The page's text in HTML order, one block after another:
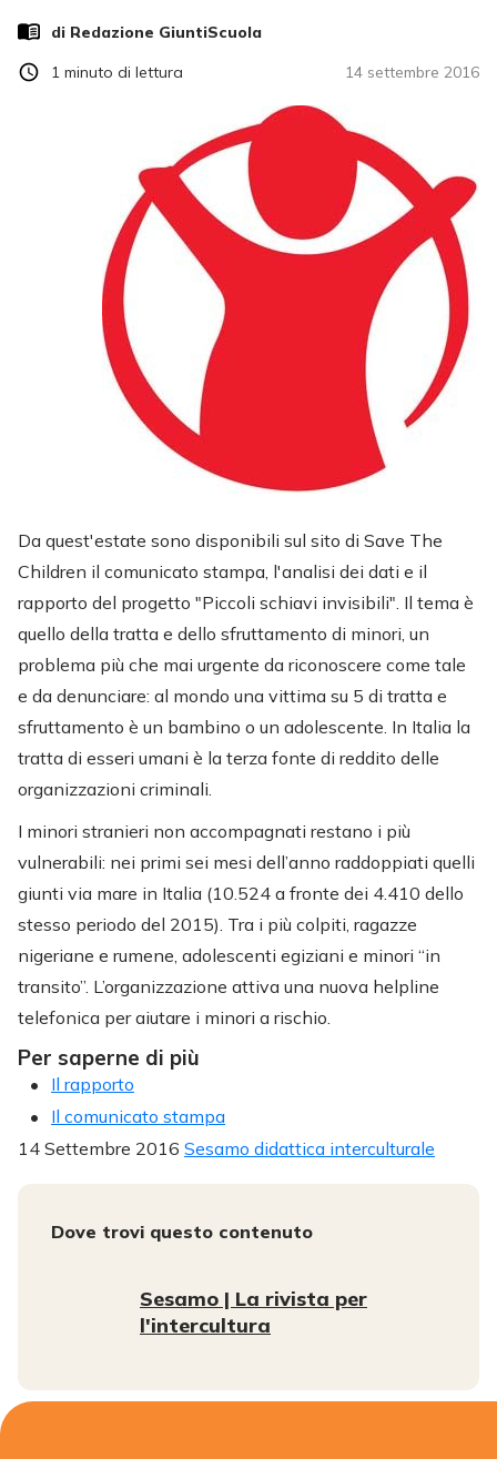
di Redazione GiuntiScuola
14 settembre 2016
1 minuto di lettura
Da quest'estate sono disponibili sul sito di Save The
Children il comunicato stampa, l'analisi dei dati e il
rapporto del progetto "Piccoli schiavi invisibili". Il tema è
quello della tratta e dello sfruttamento di minori, un
problema più che mai urgente da riconoscere come tale
e da denunciare: al mondo una vittima su 5 di tratta e
sfruttamento è un bambino o un adolescente. In Italia la
tratta di esseri umani è la terza fonte di reddito delle
organizzazioni criminali.
I minori stranieri non accompagnati restano i più
vulnerabili: nei primi sei mesi dell’anno raddoppiati quelli
giunti via mare in Italia (10.524 a fronte dei 4.410 dello
stesso periodo del 2015). Tra i più colpiti, ragazze
nigeriane e rumene, adolescenti egiziani e minori “in
transito”. L’organizzazione attiva una nuova helpline
telefonica per aiutare i minori a rischio.
Per saperne di più
Il rapporto
Il comunicato stampa
14 Settembre 2016 Sesamo didattica interculturale
Dove trovi questo contenuto
Sesamo | La rivista per
l'intercultura